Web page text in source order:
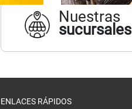
Nuestras
sucursales
ENLACES RÁPIDOS